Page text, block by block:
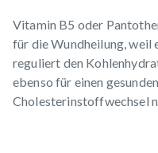
Vitamin B5 oder
für die Wundheilung, weil
reguliert den
ebenso für einen
Cholesterinstoffwechsel